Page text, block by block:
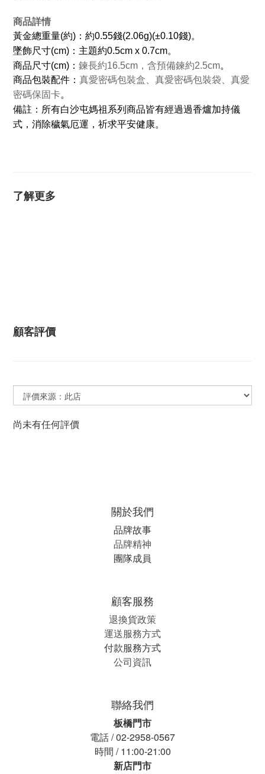
商品詳情
黃金總重量(約)：約0.55錢(2.06g)(±0.10錢)。
墜飾尺寸(cm)：主題約0.5cm x 0.7cm。
商品尺寸(cm)： 鍊長約16.5cm，含預備鍊約2.5cm。
商品包裝配件： 真愛密碼包裝盒、真愛密碼包裝袋、真愛
密碼保固卡。
備註： 所有白沙屯媽祖系列商品皆有經過過香爐加持儀
式，消除穢氣厄運，祈求平安健康。
了解更多
顧客評價
尚未有任何評價
關於我們
品牌故事
品牌精神
團隊成員
顧客服務
退換貨政策
運送服務方式
付款服務方式
公司資訊
聯絡我們
板橋門市
電話 / 02-2958-0567
時間 / 11:00-21:00
新店門市